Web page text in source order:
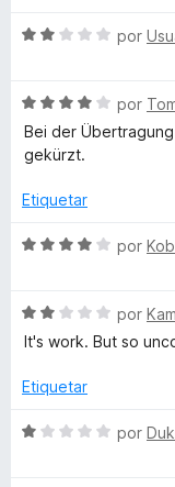
d
o
d
e
5
r
o
n
d
e
S
a
o
ó
o
d
e
por
S
e
v
l
r
o
n
d
5
por
Bei der
gekürzt.
Etiquetar
S
a
r
c
por
S
e
a
o
por
It's work. But so
Etiquetar
S
por